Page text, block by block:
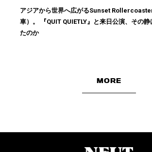
アジアから世界へ広がるSunset
車）。 『QUIT QUIETLY』と来日公演、その
たのか
MORE